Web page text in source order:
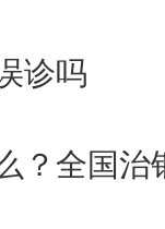
诊吗
？全国治